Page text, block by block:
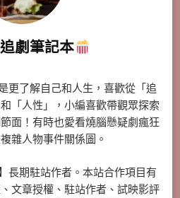
劇筆記本
更了解自己和人生，喜歡從「追
「人性」，小編喜歡帶觀眾探索
面！有時也愛看燒腦懸疑劇瘋狂
雜人物事件關係圖。
長期駐站作者。本站合作項目有
文章授權、駐站作者、試映影評